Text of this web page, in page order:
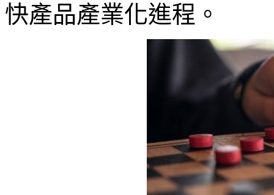
快產品產業化進程。